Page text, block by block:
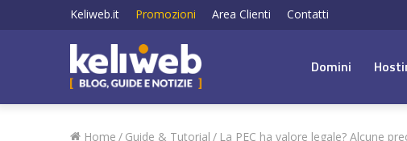
Keliweb.it Promozioni Area Clienti Contatti
Domini
Home / Guide & Tutorial / La PEC ha valore legale? Alcune